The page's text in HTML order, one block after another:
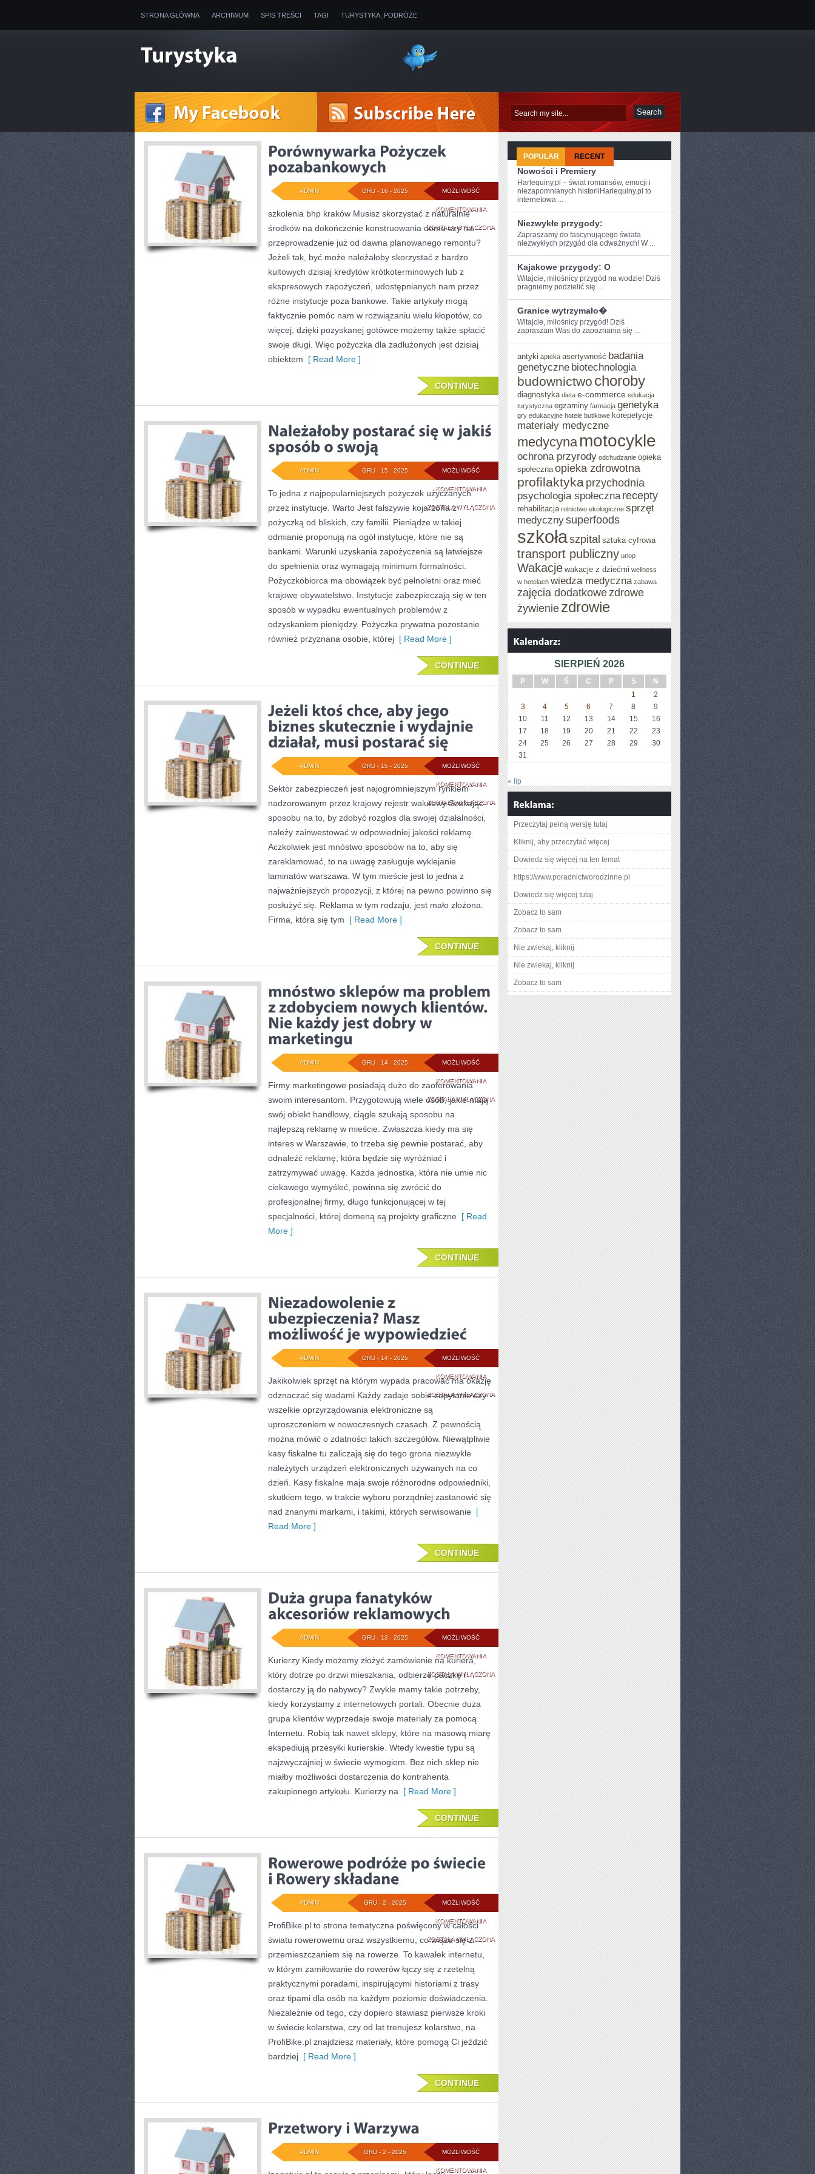
STRONA GŁÓWNA ARCHIWUM SPIS TREŚCI TAGI TURYSTYKA, PODRÓŻE
MOŻLIWOŚĆ
KOMENTOWANIAPORÓWNYWARKA
POŻYCZEK
POZABANKOWYCH
ZOSTAŁA WYŁĄCZONA
GRU - 16 - 2025
ADMIN
szkolenia bhp kraków Musisz skorzystać z naturalnie
środków na dokończenie konstruowania domu czy na
przeprowadzenie już od dawna planowanego remontu?
Jeżeli tak, być może należałoby skorzystać z bardzo
kultowych dzisiaj kredytów krótkoterminowych lub z
ekspresowych zapożyczeń, udostępnianych nam przez
różne instytucje poza bankowe. Takie artykuły mogą
faktycznie pomóc nam w rozwiązaniu wielu kłopotów, co
więcej, dzięki pozyskanej gotówce możemy także spłacić
swoje długi. Więc pożyczka dla zadłużonych jest dzisiaj
obiektem [ Read More ]
CONTINUE
MOŻLIWOŚĆ
KOMENTOWANIANALEŻAŁOBY
POSTARAĆ
JAKIŚ
SPOSÓB
O
SWOJĄ
ZOSTAŁA WYŁĄCZONA
GRU - 15 - 2025
ADMIN
To jedna z najpopularniejszych pożyczek użyczanych
przez instytucje. Warto Jest fałszywie kojarzona z
pożyczką od bliskich, czy familii. Pieniądze w takiej
odmianie proponują na ogół instytucje, które nie są
bankami. Warunki uzyskania zapożyczenia są łatwiejsze
do spełnienia oraz wymagają minimum formalności.
Pożyczkobiorca ma obowiązek być pełnoletni oraz mieć
krajowe obywatelstwo. Instytucje zabezpieczają się w ten
sposób w wypadku ewentualnych problemów z
odzyskaniem pieniędzy. Pożyczka prywatna pozostanie
również przyznana osobie, której [ Read More ]
CONTINUE
MOŻLIWOŚĆ
KOMENTOWANIAJEŻELI
KTOŚ
CHCE,
JEGO
BIZNES
SKUTECZNIE
WYDAJNIE
DZIAŁAŁ,
MUSI
POSTARAĆ
ZOSTAŁA WYŁĄCZONA
GRU - 15 - 2025
ADMIN
Sektor zabezpieczeń jest najogromniejszym rynkiem
nadzorowanym przez krajowy rejestr walutowy Szukając
sposobu na to, by zdobyć rozgłos dla swojej działalności,
należy zainwestować w odpowiedniej jakości reklamę.
Aczkolwiek jest mnóstwo sposobów na to, aby się
zareklamować, to na uwagę zasługuje wyklejanie
laminatów warszawa. W tym mieście jest to jedna z
najważniejszych propozycji, z której na pewno powinno się
posłużyć się. Reklama w tym rodzaju, jest mało złożona.
Firma, która się tym [ Read More ]
CONTINUE
MOŻLIWOŚĆ
KOMENTOWANIAMNÓSTWO
SKLEPÓW
PROBLEM
ZDOBYCIEM
NOWYCH
KLIENTÓW.
KAŻDY
JEST
DOBRY
MARKETINGU
ZOSTAŁA WYŁĄCZONA
GRU - 14 - 2025
ADMIN
Firmy marketingowe posiadają dużo do zaoferowania
swoim interesantom. Przygotowują wiele osób, jakie mają
swój obiekt handlowy, ciągle szukają sposobu na
najlepszą reklamę w mieście. Zwłaszcza kiedy ma się
interes w Warszawie, to trzeba się pewnie postarać, aby
odnaleźć reklamę, która będzie się wyróżniać i
zatrzymywać uwagę. Każda jednostka, która nie umie nic
ciekawego wymyśleć, powinna się zwrócić do
profesjonalnej firmy, długo funkcjonującej w tej
specjalności, której domeną są projekty graficzne [ Read
More ]
CONTINUE
MOŻLIWOŚĆ
KOMENTOWANIANIEZADOWOLENIE
Z
UBEZPIECZENIA?
MASZ
MOŻLIWOŚĆ
WYPOWIEDZIEĆ
ZOSTAŁA WYŁĄCZONA
GRU - 14 - 2025
ADMIN
Jakikolwiek sprzęt na którym wypada pracować ma okazję
odznaczać się wadami Każdy zadaje sobie zapytanie czy
wszelkie oprzyrządowania elektroniczne są
uproszczeniem w nowoczesnych czasach. Z pewnością
można mówić o zdatności takich szczegółów. Niewątpliwie
kasy fiskalne tu zaliczają się do tego grona niezwykle
należytych urządzeń elektronicznych używanych na co
dzień. Kasy fiskalne maja swoje różnorodne odpowiedniki,
skutkiem tego, w trakcie wyboru porządniej zastanowić się
nad znanymi markami, i takimi, których serwisowanie [
Read More ]
CONTINUE
MOŻLIWOŚĆ
KOMENTOWANIADUŻA
GRUPA
FANATYKÓW
AKCESORIÓW
REKLAMOWYCH
ZOSTAŁA WYŁĄCZONA
GRU - 13 - 2025
ADMIN
Kurierzy Kiedy możemy złożyć zamówienie na kuriera,
który dotrze po drzwi mieszkania, odbierze paczkę i
dostarczy ją do nabywcy? Zwykle mamy takie potrzeby,
kiedy korzystamy z internetowych portali. Obecnie duża
grupa klientów wyprzedaje swoje materiały za pomocą
Internetu. Robią tak nawet sklepy, które na masową miarę
ekspediują przesyłki kurierskie. Wtedy kwestie typu są
najzwyczajniej w świecie wymogiem. Bez nich sklep nie
miałby możliwości dostarczenia do kontrahenta
zakupionego artykułu. Kurierzy na [ Read More ]
CONTINUE
MOŻLIWOŚĆ
KOMENTOWANIAROWEROWE
PODRÓŻE
ŚWIECIE
ROWERY
SKŁADANE
ZOSTAŁA WYŁĄCZONA
GRU - 2 - 2025
ADMIN
ProfiBike.pl to strona tematyczna poświęcony w całości
światu rowerowemu oraz wszystkiemu, co wiąże się z
przemieszczaniem się na rowerze. To kawałek internetu,
w którym zamiłowanie do rowerów łączy się z rzetelną
praktycznymi poradami, inspirującymi historiami z trasy
oraz tipami dla osób na każdym poziomie doświadczenia.
Niezależnie od tego, czy dopiero stawiasz pierwsze kroki
w świecie kolarstwa, czy od lat trenujesz kolarstwo, na
ProfiBike.pl znajdziesz materiały, które pomogą Ci jeździć
bardziej [ Read More ]
CONTINUE
MOŻLIWOŚĆ
KOMENTOWANIAPRZETWORY
GRU - 2 - 2025
ADMIN
POPULAR RECENT
Nowości i Premiery
Harlequiny.pl – świat romansów, emocji i
niezapomnianych historiiHarlequiny.pl to
internetowa ...
Niezwykłe przygody:
Zapraszamy do fascynującego świata
niezwykłych przygód dla‌ odważnych! W ...
Kajakowe przygody: O
Witajcie,​ miłośnicy przygód ‌na wodzie! Dziś
pragniemy podzielić się ...
Granice wytrzymało�
Witajcie, miłośnicy przygód! Dziś
zapraszam Was ‍do zapoznania‌ się ...
antyki apteka asertywność badania
genetyczne biotechnologia
budownictwo choroby
diagnostyka dieta e-commerce edukacja
turystyczna egzaminy farmacja genetyka
gry edukacyjne hotele butikowe korepetycje
materiały medyczne
medycyna motocykle
ochrona przyrody odchudzanie opieka
społeczna opieka zdrowotna
profilaktyka przychodnia
psychologia społeczna recepty
rehabilitacja rolnictwo ekologiczne sprzęt
medycznysuperfoods
szkołaszpital sztuka cyfrowa
transport publiczny urlop
Wakacje wakacje z dziećmi wellness
w hotelach wiedza medyczna zabawa
zajęcia dodatkowezdrowe
żywienie zdrowie
SIERPIEŃ 2026
P W Ś C P S
N
1
2
3
4 5 6 7 8
9
10
11 12 13 14 15
16
17
18 19 20 21 22
23
24
25 26 27 28 29
30
31
« lip
Przeczytaj pełną wersję tutaj
Kliknij, aby przeczytać więcej
Dowiedz się więcej na ten temat
https://www.poradnictworodzinne.pl
Dowiedz się więcej tutaj
Zobacz to sam
Zobacz to sam
Nie zwlekaj, kliknij
Nie zwlekaj, kliknij
Zobacz to sam